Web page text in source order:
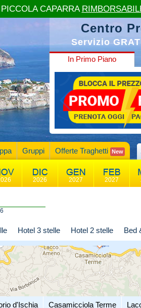
Centro
Servizio
In Primo Piano
Gruppi Offerte Traghetti New
2026 2027 2027
Hotel 3 stelle Hotel 2 stelle Bed
d'Ischia Casamicciola Terme
CAPARRA